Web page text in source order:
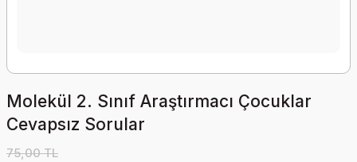
Molekül 2. Sınıf Araştırmacı Çocuklar
Cevapsız Sorular
75,00 TL